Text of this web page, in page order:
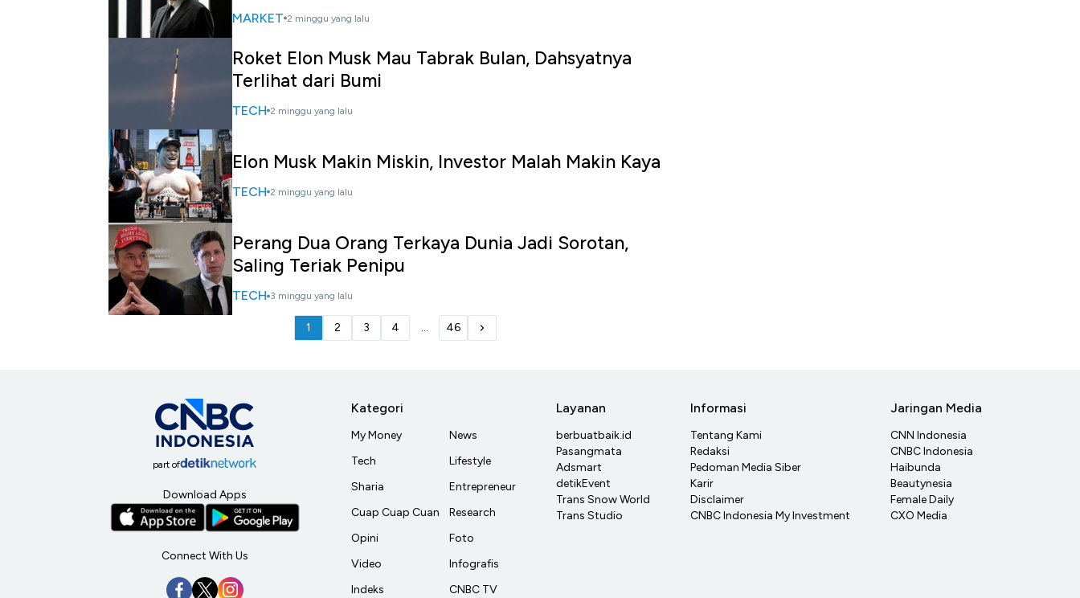
MARKET 2 minggu yang lalu
Roket Elon Musk Mau Tabrak Bulan, Dahsyatnya
Terlihat dari Bumi
TECH 2 minggu yang lalu
Elon Musk Makin Miskin, Investor Malah Makin Kaya
TECH 2 minggu yang lalu
Perang Dua Orang Terkaya Dunia Jadi Sorotan,
Saling Teriak Penipu
TECH 3 minggu yang lalu
1 2 3 4 ... 46
part of
Download Apps
Connect With Us
Kategori
My Money
Tech
Sharia
Cuap Cuap Cuan
Opini
Video
Indeks
News
Lifestyle
Entrepreneur
Research
Foto
Infografis
CNBC TV
Layanan
berbuatbaik.id
Pasangmata
Adsmart
detikEvent
Trans Snow World
Trans Studio
Informasi
Tentang Kami
Redaksi
Pedoman Media Siber
Karir
Disclaimer
CNBC Indonesia My Investment
Jaringan Media
CNN Indonesia
CNBC Indonesia
Haibunda
Beautynesia
Female Daily
CXO Media